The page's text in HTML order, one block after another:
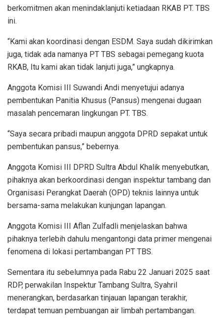
berkomitmen akan menindaklanjuti ketiadaan RKAB PT. TBS
ini.
“Kami akan koordinasi dengan ESDM. Saya sudah dikirimkan
juga, tidak ada namanya PT TBS sebagai pemegang kuota
RKAB, Itu kami akan tidak lanjuti juga,” ungkapnya.
Anggota Komisi III Suwandi Andi menyetujui adanya
pembentukan Panitia Khusus (Pansus) mengenai dugaan
masalah pencemaran lingkungan PT. TBS.
“Saya secara pribadi maupun anggota DPRD sepakat untuk
pembentukan pansus,” bebernya.
Anggota Komisi III DPRD Sultra Abdul Khalik menyebutkan,
pihaknya akan berkoordinasi dengan inspektur tambang dan
Organisasi Perangkat Daerah (OPD) teknis lainnya untuk
bersama-sama melakukan kunjungan lapangan.
Anggota Komisi III Aflan Zulfadli menjelaskan bahwa
pihaknya terlebih dahulu mengantongi data primer mengenai
fenomena di lokasi pertambangan PT TBS.
Sementara itu sebelumnya pada Rabu 22 Januari 2025 saat
RDP, perwakilan Inspektur Tambang Sultra, Syahril
menerangkan, berdasarkan tinjauan lapangan terakhir,
terdapat temuan pembuangan air limbah pertambangan.